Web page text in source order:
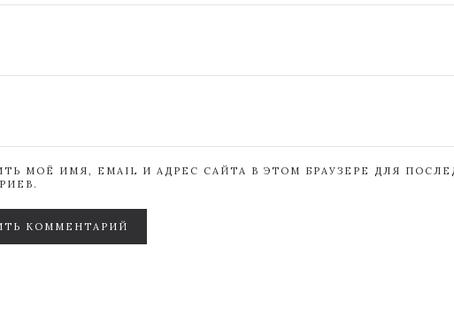
МОЁ ИМЯ, EMAIL И АДРЕС САЙТА В ЭТОМ БРАУЗЕРЕ ДЛЯ
КОММЕНТАРИЙ